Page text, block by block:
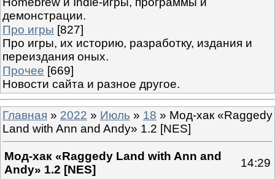
демонстрации.
Про игры [827]
Про игры, их историю, разработку, издания и
переиздания оных.
Прочее [669]
Новости сайта и разное другое.
Главная » 2022 » Июль » 18 » Мод-хак «Raggedy
Land with Ann and Andy» 1.2 [NES]
Мод-хак «Raggedy Land with Ann and
Andy» 1.2 [NES]
14:29